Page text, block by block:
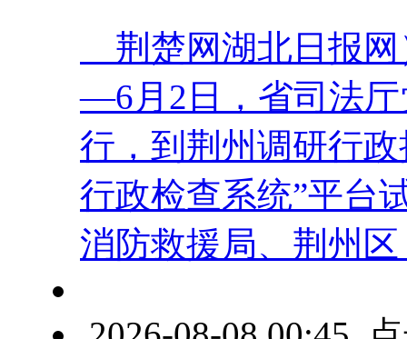
荆楚网湖北日报网
—6月2日，省司法
行，到荆州调研行
行政检查系统”平台
消防救援局、荆州区